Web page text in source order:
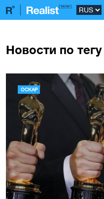
Новости по
ОСКАР